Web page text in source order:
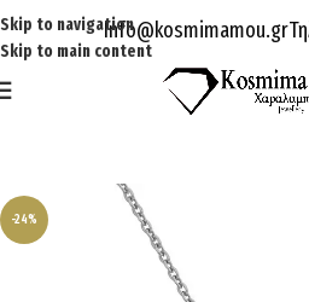
Skip to navigation
Skip to main content
Info@kosmimamou.gr
-24%